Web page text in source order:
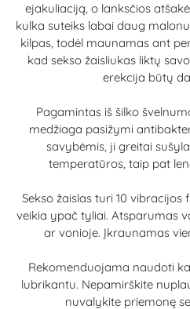
ejakuliaciją, o lanksčios
kulka suteiks labai daug
kilpas, todėl maunamas ant
kad sekso žaisliukas liktų
erekcija būtų
Pagamintas iš šilko
medžiaga pasižymi
savybėmis, ji greitai
temperatūros, taip pat
Sekso žaislas turi 10
veikia ypač tyliai. Atsparumas
ar vonioje. Įkraunamas
Rekomenduojama naudoti
lubrikantu. Nepamirškite
nuvalykite priemonę